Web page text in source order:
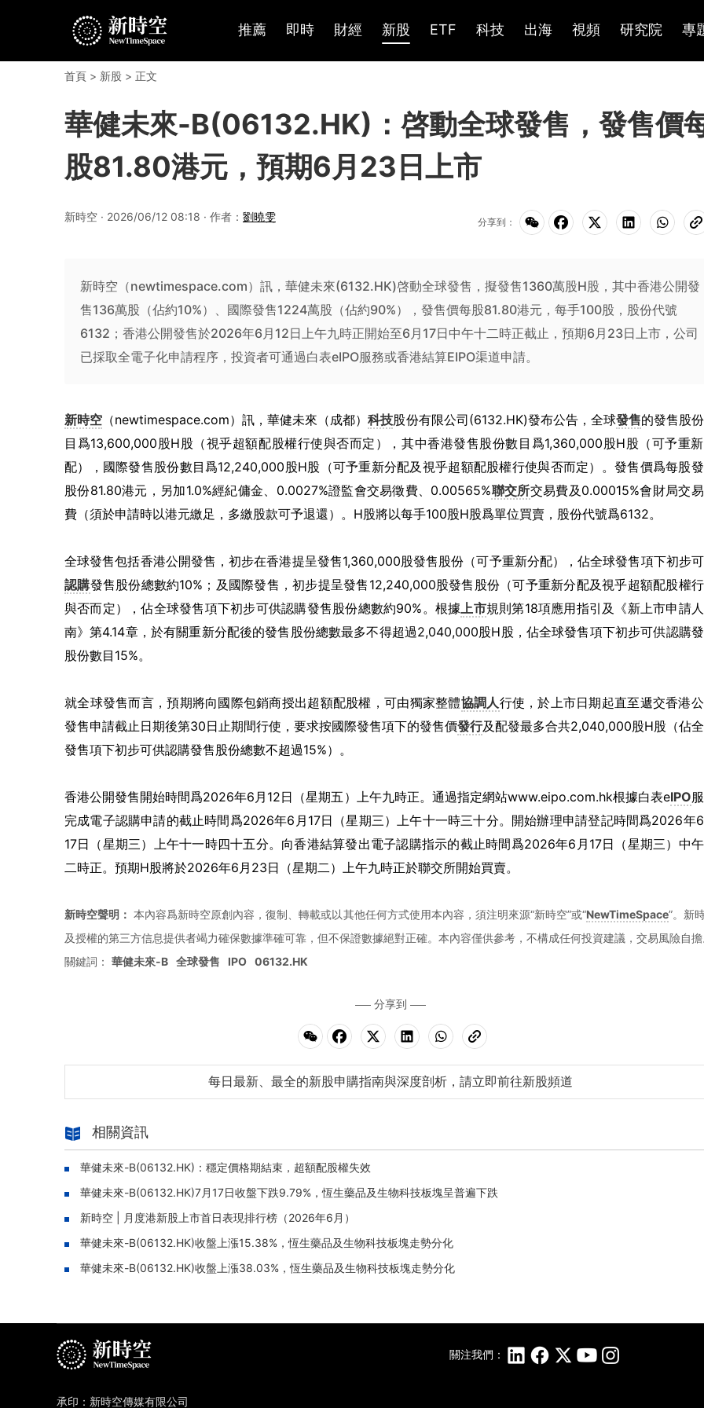
推薦 即時 財經 新股 ETF 科技 出海 視頻 研究院 專
首頁 > 新股 > 正文
華健未來-B(06132.HK)：啓動全球發售，發售價
股81.80港元，預期6月23日上市
新時空 · 2026/06/12 08:18 · 作者： 劉曉雯 分享到：
新時空（newtimespace.com）訊，華健未來(6132.HK)啓動全球發售，擬發售1360萬股H股，其中香港公開發
售136萬股（佔約10%）、國際發售1224萬股（佔約90%），發售價每股81.80港元，每手100股，股份代號
6132；香港公開發售於2026年6月12日上午九時正開始至6月17日中午十二時正截止，預期6月23日上市，公司
已採取全電子化申請程序，投資者可通過白表eIPO服務或香港結算EIPO渠道申請。
新時空 （newtimespace.com）訊，華健未來（成都）科技股份有限公司(6132.HK)發布公告，全球發售的發售股
目爲13,600,000股H股（視乎超額配股權行使與否而定），其中香港發售股份數目爲1,360,000股H股（可予重
配），國際發售股份數目爲12,240,000股H股（可予重新分配及視乎超額配股權行使與否而定）。發售價爲每股
股份81.80港元，另加1.0%經紀傭金、0.0027%證監會交易徵費、0.00565%聯交所交易費及0.00015%會財局交
費（須於申請時以港元繳足，多繳股款可予退還）。H股將以每手100股H股爲單位買賣，股份代號爲6132。
全球發售包括香港公開發售，初步在香港提呈發售1,360,000股發售股份（可予重新分配），佔全球發售項下初步
認購發售股份總數約10%；及國際發售，初步提呈發售12,240,000股發售股份（可予重新分配及視乎超額配股權
與否而定），佔全球發售項下初步可供認購發售股份總數約90%。根據上市規則第18項應用指引及《新上市申請
南》第4.14章，於有關重新分配後的發售股份總數最多不得超過2,040,000股H股，佔全球發售項下初步可供認購
股份數目15%。
就全球發售而言，預期將向國際包銷商授出超額配股權，可由獨家整體協調人行使，於上市日期起直至遞交香港
發售申請截止日期後第30日止期間行使，要求按國際發售項下的發售價發行及配發最多合共2,040,000股H股（佔
發售項下初步可供認購發售股份總數不超過15%）。
香港公開發售開始時間爲2026年6月12日（星期五）上午九時正。通過指定網站www.eipo.com.hk根據白表eIPO
完成電子認購申請的截止時間爲2026年6月17日（星期三）上午十一時三十分。開始辦理申請登記時間爲2026年
17日（星期三）上午十一時四十五分。向香港結算發出電子認購指示的截止時間爲2026年6月17日（星期三）中
二時正。預期H股將於2026年6月23日（星期二）上午九時正於聯交所開始買賣。
新時空聲明： 本內容爲新時空原創內容，復制、轉載或以其他任何方式使用本內容，須注明來源“新時空”或“NewTimeSpace”。新
及授權的第三方信息提供者竭力確保數據準確可靠，但不保證數據絕對正確。本內容僅供參考，不構成任何投資建議，交易風險自擔
關鍵詞： 華健未來-B 全球發售 IPO 06132.HK
分享到
每日最新、最全的新股申購指南與深度剖析，請立即前往新股頻道
相關資訊
華健未來-B(06132.HK)：穩定價格期結束，超額配股權失效
華健未來-B(06132.HK)7月17日收盤下跌9.79%，恆生藥品及生物科技板塊呈普遍下跌
新時空 | 月度港新股上市首日表現排行榜（2026年6月）
華健未來-B(06132.HK)收盤上漲15.38%，恆生藥品及生物科技板塊走勢分化
華健未來-B(06132.HK)收盤上漲38.03%，恆生藥品及生物科技板塊走勢分化
關注我們：
承印：新時空傳媒有限公司